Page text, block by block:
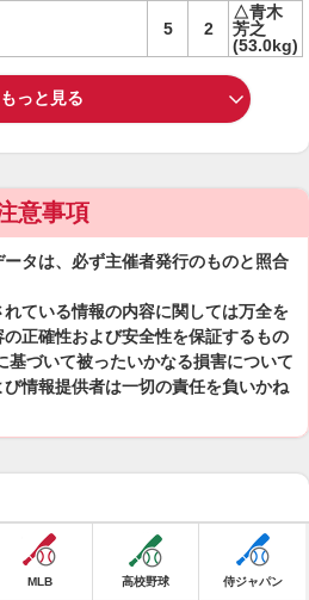
5 2
△青木
芳之
(53.0kg)
もっと見る
意事項
タは、必ず主催者発行のものと照合
ている情報の内容に関しては万全を
正確性および安全性を保証するもの
基づいて被ったいかなる損害について
情報提供者は一切の責任を負いかね
MLB 高校野球 侍ジャパン